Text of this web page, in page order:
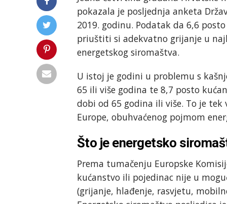
pokazala je posljednja anketa
2019. godinu. Podatak da 6,6
priuštiti si adekvatno grijanje u
energetskog siromaštva.
U istoj je godini u problemu s
65 ili više godina te 8,7 posto
dobi od 65 godina ili više. To je tek
Europe, obuhvaćenog pojmom
Što je energetsko
Prema tumačenju Europske
kućanstvo ili pojedinac nije u
(grijanje, hlađenje, rasvjetu,